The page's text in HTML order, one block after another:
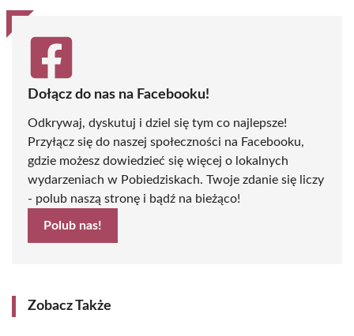
Dołącz do nas na Facebooku!
Odkrywaj, dyskutuj i dziel się tym co najlepsze!
Przyłącz się do naszej społeczności na Facebooku,
gdzie możesz dowiedzieć się więcej o lokalnych
wydarzeniach w Pobiedziskach. Twoje zdanie się liczy
- polub naszą stronę i bądź na bieżąco!
Polub nas!
Zobacz Także